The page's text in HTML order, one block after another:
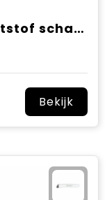
Groot breekmes met kunststof schalen
Bekijk